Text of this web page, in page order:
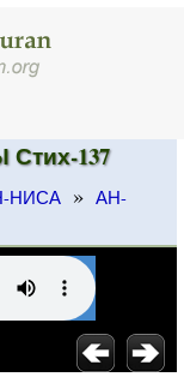
137
НИСА » АН-